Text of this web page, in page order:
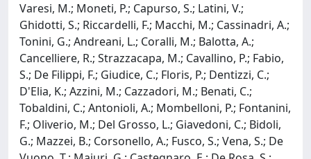
Varesi, M.; Moneti, P.; Capurso, S.; Latini, V.;
Ghidotti, S.; Riccardelli, F.; Macchi, M.; Cassinadri, A.;
Tonini, G.; Andreani, L.; Coralli, M.; Balotta, A.;
Cancelliere, R.; Strazzacapa, M.; Cavallino, P.; Fabio,
S.; De Filippi, F.; Giudice, C.; Floris, P.; Dentizzi, C.;
D'Elia, K.; Azzini, M.; Cazzadori, M.; Benati, C.;
Tobaldini, C.; Antonioli, A.; Mombelloni, P.; Fontanini,
F.; Oliverio, M.; Del Grosso, L.; Giavedoni, C.; Bidoli,
G.; Mazzei, B.; Corsonello, A.; Fusco, S.; Vena, S.; De